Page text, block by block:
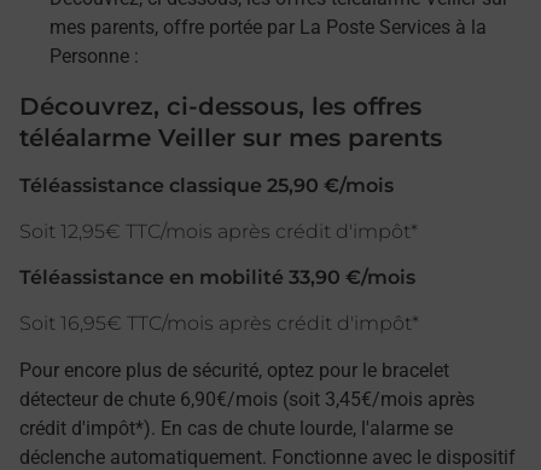
mes parents, offre portée par La Poste Services à la
Personne :
Découvrez, ci-dessous, les offres
téléalarme Veiller sur mes parents
Téléassistance classique 25,90 €/mois
Soit 12,95€ TTC/mois après crédit d'impôt*
Téléassistance en mobilité 33,90 €/mois
Soit 16,95€ TTC/mois après crédit d'impôt*
Pour encore plus de sécurité, optez pour le bracelet
détecteur de chute 6,90€/mois (soit 3,45€/mois après
crédit d'impôt*). En cas de chute lourde, l'alarme se
déclenche automatiquement. Fonctionne avec le dispositif